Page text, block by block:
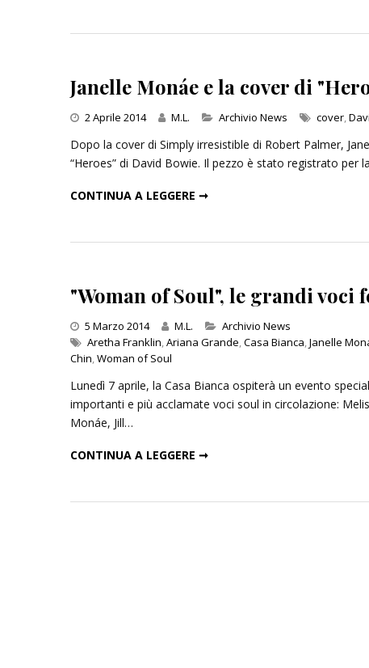
Janelle Monáe e la cover di
2 Aprile 2014 M.L. Categories
Archivio News cover,
Dopo la cover di Simply irresistible di Robert Palmer,
“Heroes” di David Bowie. Il pezzo è stato registrato per
CONTINUA A LEGGERE ➞
"Woman of Soul", le grandi voci
5 Marzo 2014 M.L. Categories
Archivio News
Aretha Franklin,Ariana Grande,Casa Bianca,Janelle
Chin,Woman of Soul
Lunedì 7 aprile, la Casa Bianca ospiterà un evento
importanti e più acclamate voci soul in circolazione:
Monáe, Jill…
CONTINUA A LEGGERE ➞